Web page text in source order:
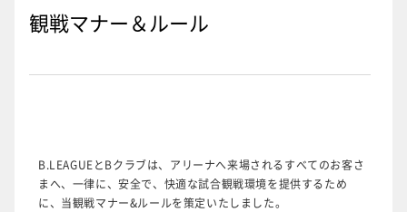
観戦マナー＆ルール
B.LEAGUEとBクラブは、アリーナへ来場されるすべてのお客さ
まへ、一律に、安全で、快適な試合観戦環境を提供するため
に、当観戦マナー&ルールを策定いたしました。